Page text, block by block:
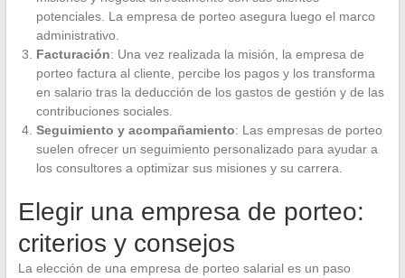
potenciales. La empresa de porteo asegura luego el marco
administrativo.
Facturación: Una vez realizada la misión, la empresa de
porteo factura al cliente, percibe los pagos y los transforma
en salario tras la deducción de los gastos de gestión y de las
contribuciones sociales.
Seguimiento y acompañamiento: Las empresas de porteo
suelen ofrecer un seguimiento personalizado para ayudar a
los consultores a optimizar sus misiones y su carrera.
Elegir una empresa de porteo:
criterios y consejos
La elección de una empresa de porteo salarial es un paso